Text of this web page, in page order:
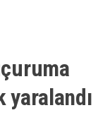
yaralandı